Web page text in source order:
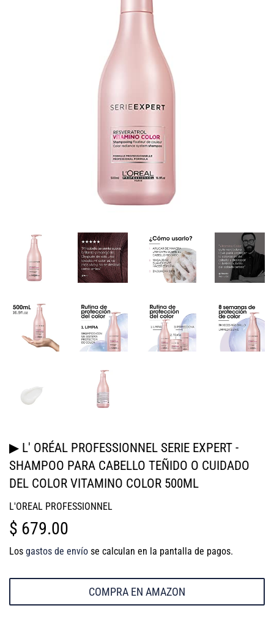
▶ L' ORÉAL PROFESSIONNEL SERIE EXPERT -
SHAMPOO PARA CABELLO TEÑIDO O CUIDADO
DEL COLOR VITAMINO COLOR 500ML
L'OREAL PROFESSIONNEL
$ 679.00
679.00
Los gastos de envío se calculan en la pantalla de pagos.
COMPRA EN AMAZON